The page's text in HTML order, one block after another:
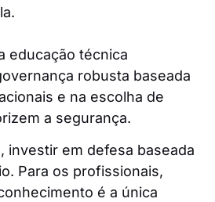
educação técnica
robusta baseada
e na escolha de
a segurança.
investir em defesa baseada
Para os profissionais,
é a única